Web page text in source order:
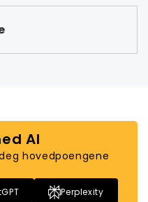
AI
hovedpoengene
Perplexity